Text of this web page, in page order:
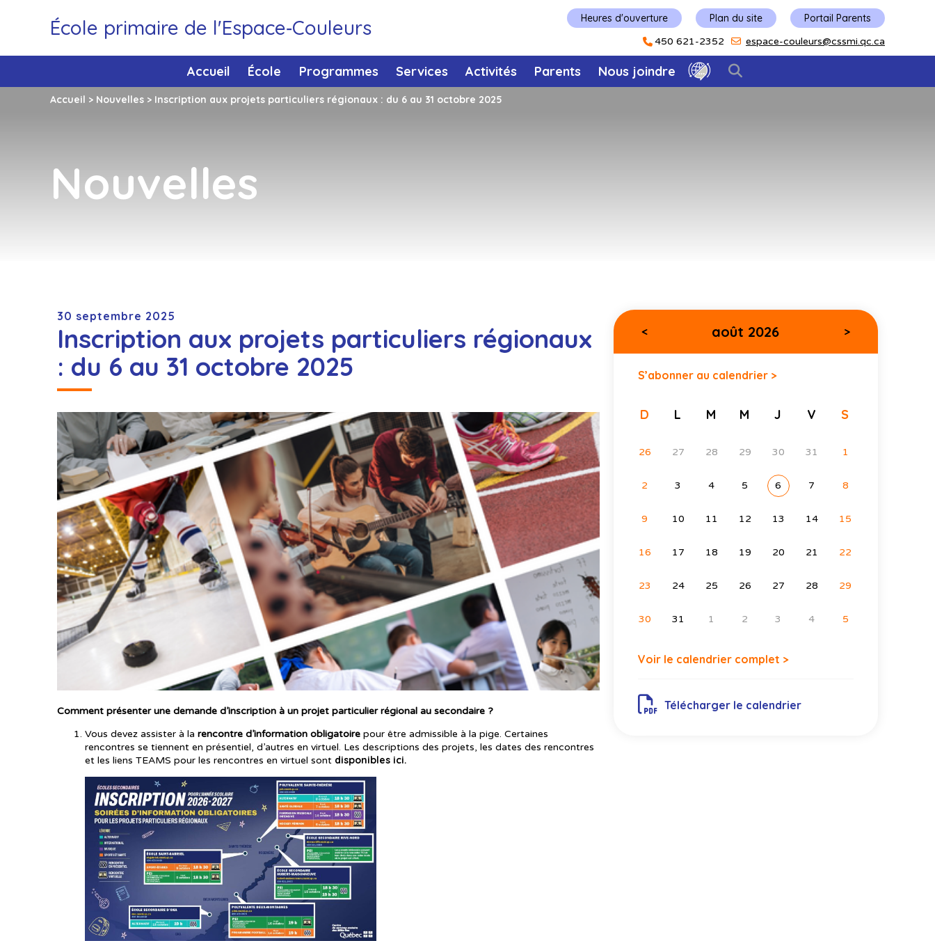
École primaire de l'Espace‑Couleurs Plan du site Portail Parents
Heures d'ouverture
450 621-2352 espace-couleurs@cssmi.qc.ca
Accueil École Programmes Services Activités Parents Nous joindre
Accueil > Nouvelles > Inscription aux projets particuliers régionaux : du 6 au 31 octobre 2025
Nouvelles
30 septembre 2025
Inscription aux projets particuliers régionaux
: du 6 au 31 octobre 2025
Comment présenter une demande d’inscription à un projet particulier régional au secondaire ?
Vous devez assister à la rencontre d’information obligatoire pour être admissible à la pige. Certaines
rencontres se tiennent en présentiel, d’autres en virtuel. Les descriptions des projets, les dates des rencontres
et les liens TEAMS pour les rencontres en virtuel sont disponibles ici.
< août 2026 >
S’abonner au calendrier >
D L M M J V S
26 27 28 29 30 31 1
2 3 4 5 6 7 8
9 10 11 12 13 14 15
16 17 18 19 20 21 22
23 24 25 26 27 28 29
30 31 1 2 3 4 5
Voir le calendrier complet >
Télécharger le calendrier